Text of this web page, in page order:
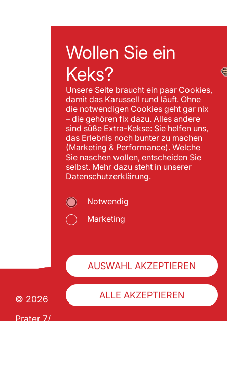
Wollen Sie ein
Keks?
Unsere Seite braucht ein paar Cookies,
damit das Karussell rund läuft. Ohne
die notwendigen Cookies geht gar nix
– die gehören fix dazu. Alles andere
sind süße Extra-Kekse: Sie helfen uns,
das Erlebnis noch bunter zu machen
(Marketing & Performance). Welche
Sie naschen wollen, entscheiden Sie
selbst. Mehr dazu steht in unserer
Datenschutzerklärung.
Notwendig
Marketing
AUSWAHL AKZEPTIEREN
ALLE AKZEPTIEREN
© 2026 Wiener Praterverband
Prater 7/1 | A-1020 Wien